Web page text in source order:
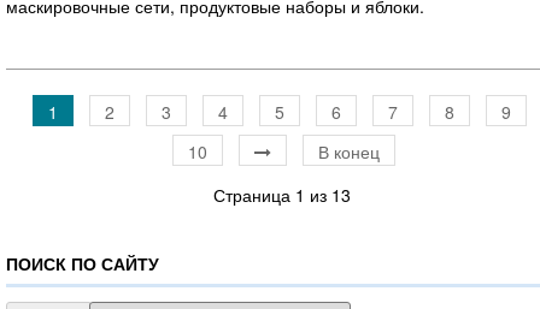
маскировочные сети, продуктовые наборы и яблоки.
1 2 3 4 5 6 7 8
9
10
В конец
Страница 1 из 13
ПОИСК ПО САЙТУ